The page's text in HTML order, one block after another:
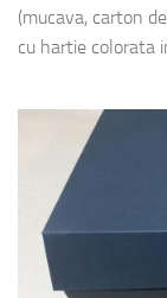
(mucava, carton
cu hartie colorata